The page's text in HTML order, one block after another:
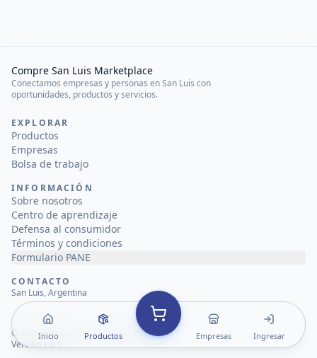
Inicio Productos Empresas Ingresar
Compre San Luis Marketplace
Conectamos empresas y personas en San Luis con
oportunidades, productos y servicios.
EXPLORAR
Productos
Empresas
Bolsa de trabajo
INFORMACIÓN
Sobre nosotros
Centro de aprendizaje
Defensa al consumidor
Términos y condiciones
Formulario PANE
CONTACTO
San Luis, Argentina
© 2026Compre San Luis Marketplace
Versión 1.0.1